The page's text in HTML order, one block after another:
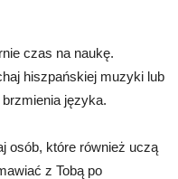
czas na naukę.
hiszpańskiej muzyki lub
języka.
osób, które również uczą
z Tobą po